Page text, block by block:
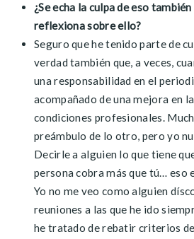
¿Se echa la culpa de eso
reflexiona sobre ello?
Seguro que he tenido parte de
verdad también que, a veces,
una responsabilidad en el
acompañado de una mejora en
condiciones profesionales.
preámbulo de lo otro, pero yo
Decirle a alguien lo que tiene
persona cobra más que tú… eso
Yo no me veo como alguien
reuniones a las que he ido
he tratado de rebatir criterios